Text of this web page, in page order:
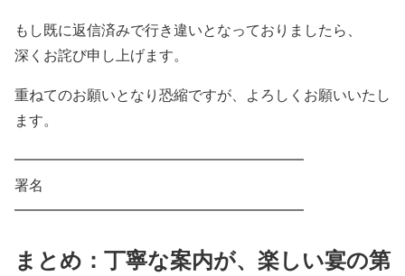
もし既に返信済みで行き違いとなっておりましたら、
深くお詫び申し上げます。
重ねてのお願いとなり恐縮ですが、よろしくお願いいたし
ます。
━━━━━━━━━━━━━━━━━━━━
署名
━━━━━━━━━━━━━━━━━━━━
まとめ：丁寧な案内が、楽しい宴の第